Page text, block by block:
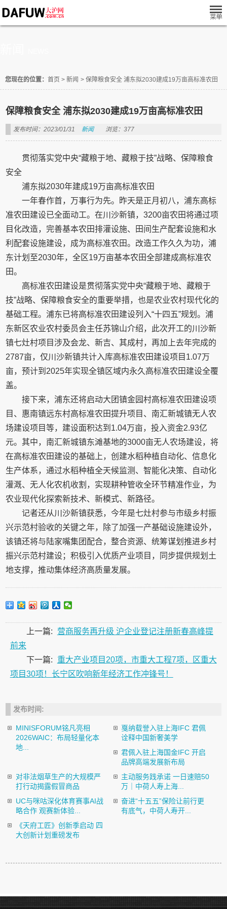
您现在的位置： 首页 > 新闻 > 保障粮食安全 浦东拟2030建成19万亩高标准农田
保障粮食安全 浦东拟2030建成19万亩高标准农田
发布时间：2023/01/31 新闻 浏览：377
贯彻落实党中央“藏粮于地、藏粮于技”战略、保障粮食
安全
浦东拟2030年建成19万亩高标准农田
一年春作首，万事行为先。昨天是正月初八，浦东高标
准农田建设已全面动工。在川沙新镇，3200亩农田将通过项
目化改造，完善基本农田排灌设施、田间生产配套设施和水
利配套设施建设，成为高标准农田。改造工作久久为功，浦
东计划至2030年，全区19万亩基本农田全部建成高标准农
田。
高标准农田建设是贯彻落实党中央“藏粮于地、藏粮于
技”战略、保障粮食安全的重要举措，也是农业农村现代化的
基础工程。浦东已将高标准农田建设列入“十四五”规划。浦
东新区农业农村委员会主任苏锦山介绍，此次开工的川沙新
镇七灶村项目涉及会龙、新吉、其成村，再加上去年完成的
2787亩，仅川沙新镇共计入库高标准农田建设项目1.07万
亩，预计到2025年实现全镇区域内永久高标准农田建设全覆
盖。
接下来，浦东还将启动大团镇金园村高标准农田建设项
目、惠南镇远东村高标准农田提升项目、南汇新城镇无人农
场建设项目等，建设面积达到1.04万亩，投入资金2.93亿
元。其中，南汇新城镇东滩基地的3000亩无人农场建设，将
在高标准农田建设的基础上，创建水稻种植自动化、信息化
生产体系，通过水稻种植全天候监测、智能化决策、自动化
灌溉、无人化农机收割，实现耕种管收全环节精准作业，为
农业现代化探索新技术、新模式、新路径。
记者还从川沙新镇获悉，今年是七灶村参与市级乡村振
兴示范村验收的关键之年，除了加强一产基础设施建设外，
该镇还将与陆家嘴集团配合，整合资源、统筹谋划推进乡村
振兴示范村建设；积极引入优质产业项目，同步提供规划土
地支撑，推动集体经济高质量发展。
上一篇:
营商服务再升级 沪企业登记注册新春高峰提
前来
下一篇:
重大产业项目20项，市重大工程7项，区重大
项目30项！长宁区吹响新年经济工作冲锋号！
发布时间:
MINISFORUM铭凡亮相
2026WAIC：布局轻量化本
地...
戛纳载誉入驻上海IFC 君佩
诠释中国新奢美学
君佩入驻上海国金IFC 开启
品牌高端发展新布局
对非法烟草生产的大规模严
打行动揭露假冒商品
主动服务践承诺 一日速赔50
万｜中荷人寿上海...
UC与咪咕深化体育赛事AI战
略合作 观赛新体验...
奋进“十五五”保险让前行更
有底气，中荷人寿开...
《天府工匠》创新季启动 四
大创新计划重磅发布